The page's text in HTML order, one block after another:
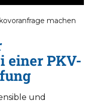
machen
einer PKV-
und